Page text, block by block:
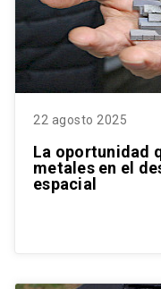
22 agosto 2025
La oportunidad
metales en el
espacial